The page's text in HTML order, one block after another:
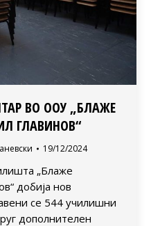
ВО ООУ „БЛАЖЕ
ГЛАВИНОВ“
19/12/2024
„Блаже
добија нов
се 544 училишни
дополнителен